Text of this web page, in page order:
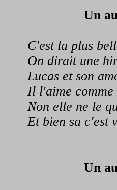
Un
C'est la plus
On dirait une
Lucas et son
Il l'aime comme
Non elle ne le
Et bien sa c'est
Un